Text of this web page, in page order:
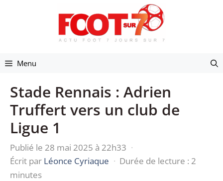
Menu
Stade Rennais : Adrien
Truffert vers un club de
Ligue 1
Publié le 28 mai 2025 à 22h33 ·
Écrit par Léonce Cyriaque · Durée de lecture : 2
minutes